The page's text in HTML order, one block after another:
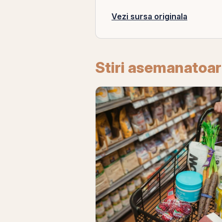
Vezi sursa originala
Stiri